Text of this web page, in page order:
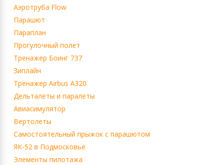
Аэротруба Flow
Парашют
Параплан
Прогулочный полет
Тренажер Боинг 737
Зиплайн
Тренажер Airbus A320
Дельталеты и паралеты
Авиасимулятор
Вертолеты
Самостоятельный прыжок с парашютом
ЯК-52 в Подмосковье
Элементы пилотажа